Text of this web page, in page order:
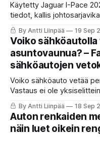
Käytetty Jaguar I-Pace
tiedot, kallis
arvon alenema.
By Antti Liinpää 19 Sep
Voiko
asuntovaunua? –
sähköautojen
Voiko sähköauto vetää
Vastaus ei ole
käyttötarpeesta.
jotka jokaisen
tietää ennen
By Antti Liinpää 18 Sep
Auton renkaiden
näin luet oikein